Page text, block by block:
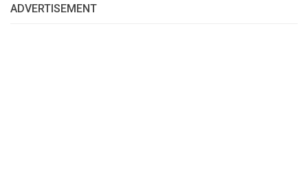
ADVERTISEMENT